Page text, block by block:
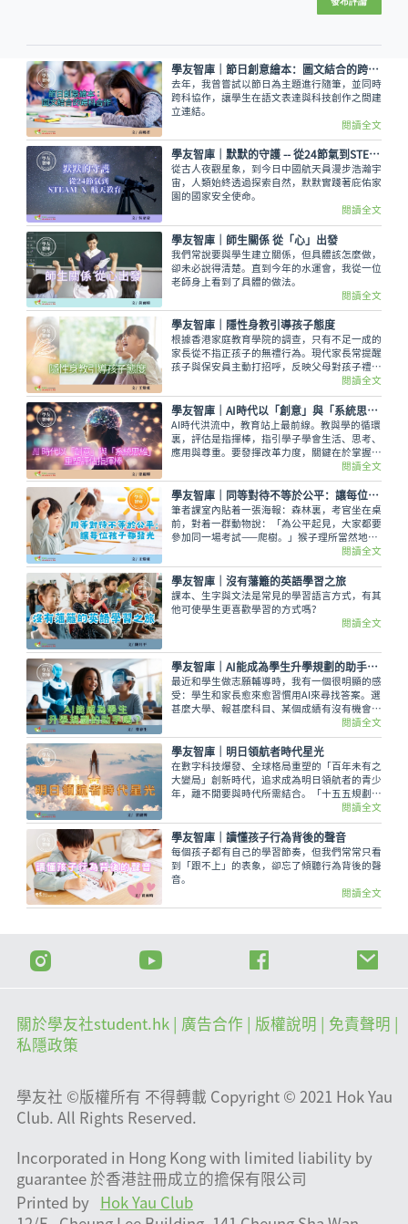
學友智庫｜節日創意繪本：圖文結合的跨科合作
去年，我曾嘗試以節日為主題進行隨筆，並同時
跨科協作，讓學生在語文表達與科技創作之間建
立連結。
閱讀全文
學友智庫｜默默的守護 -- 從24節氣到STEAM X 航天教育
從古人夜觀星象，到今日中國航天員漫步浩瀚宇
宙，人類始終透過探索自然，默默實踐著庇佑家
園的國家安全使命。
閱讀全文
學友智庫｜師生關係 從「心」出發
我們常說要與學生建立關係，但具體該怎麼做，
卻未必說得清楚。直到今年的水運會，我從一位
老師身上看到了具體的做法。
閱讀全文
學友智庫｜隱性身教引導孩子態度
根據香港家庭教育學院的調查，只有不足一成的
家長從不指正孩子的無禮行為。現代家長常提醒
孩子與保安員主動打招呼，反映父母對孩子禮儀
的重視。然而，若我們仔細審視日常的言行，我
們的「隱性身教」，有時可能跟我們的教養方針
存在微妙的矛盾。
閱讀全文
學友智庫｜AI時代以「創意」與「系統思維」重塑評估指揮棒
AI時代洪流中，教育站上最前線。教與學的循環
裏，評估是指揮棒，指引學子學會生活、思考、
應用與尊重。要發揮改革力度，關鍵在於掌握及
駕馭「創意（Creative Thinking）」與「系統
思維（Systems Thinking）」的雙螺旋。
閱讀全文
學友智庫｜同等對待不等於公平：讓每位孩子都發光
筆者課室內貼着一張海報：森林裏，考官坐在桌
前，對着一群動物說：「為公平起見，大家都要
參加同一場考試——爬樹。」猴子理所當然地神
采飛揚，鳥兒也自信滿滿；但金魚和大象卻神情
茫然。這張圖雖然幽默，卻深刻指出一個教育現
場的困境——一刀切的公平，未必是真正的公
平。
閱讀全文
學友智庫｜沒有藩籬的英語學習之旅
課本、生字與文法是常見的學習語言方式，有其
他可使學生更喜歡學習的方式嗎？
閱讀全文
學友智庫｜AI能成為學生升學規劃的助手嗎？
最近和學生做志願輔導時，我有一個很明顯的感
受：學生和家長愈來愈習慣用AI來尋找答案。選
甚麼大學、報甚麼科目、某個成績有沒有機會入
讀……很多人第一時間會先問AI。對選擇焦慮的
學生和家長來說，AI的即時回應確實很有吸引
力，但問題也正在這裏。
閱讀全文
學友智庫｜明日領航者時代星光
在數字科技爆發、全球格局重塑的「百年未有之
大變局」創新時代，追求成為明日領航者的青少
年，離不開要與時代所需結合。「十五五規劃綱
要」官方文件中，「創意/創新」詞彙是高頻的
核心詞。「以創新為第一動力」、「激發全民族
文化創新創造活力」就是當中的關鍵主張。
閱讀全文
學友智庫｜讀懂孩子行為背後的聲音
每個孩子都有自己的學習節奏，但我們常常只看
到「跟不上」的表象，卻忘了傾聽行為背後的聲
音。
閱讀全文
關於學友社student.hk | 廣告合作 | 版權說明
| 免責聲明 |
私隱政策
學友社 ©版權所有 不得轉載 Copyright © 2021 Hok Yau
Club. All Rights Reserved.
Incorporated in Hong Kong with limited liability by
guarantee 於香港註冊成立的擔保有限公司
Printed by
Hok Yau Club